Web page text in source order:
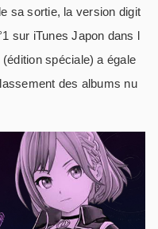
sa sortie, la version digit
sur iTunes Japon dans l
(édition spéciale) a égale
des albums nu